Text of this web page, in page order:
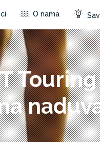
O nama
Touring